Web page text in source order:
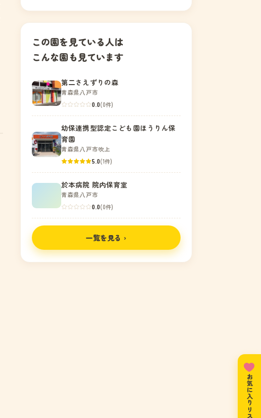
この園を見ている人は
こんな園も見ています
第二さえずりの森
青森県八戸市
0.0(0件)
幼保連携型認定こども園ほうりん保
育園
青森県八戸市吹上
5.0(1件)
於本病院 院内保育室
青森県八戸市
0.0(0件)
一覧を見る ›
お気に入りリスト